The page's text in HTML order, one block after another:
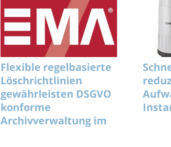
Flexible regelbasierte
Löschrichtlinien
gewährleisten DSGVO
konforme
Archivverwaltung im